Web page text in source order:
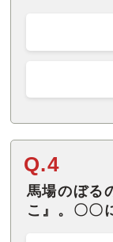
Q.4
馬場のぼる
こ』。〇〇